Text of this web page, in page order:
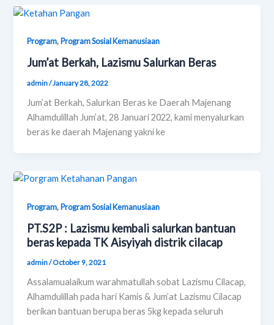
Program, Program Sosial Kemanusiaan
Jum’at Berkah, Lazismu Salurkan Beras
admin/January 28, 2022
Jum’at Berkah, Salurkan Beras ke Daerah Majenang
Alhamdulillah Jum’at, 28 Januari 2022, kami menyalurkan
beras ke daerah Majenang yakni ke
Program,Program Sosial Kemanusiaan
PT.S2P : Lazismu kembali salurkan bantuan
beras kepada TK Aisyiyah distrik cilacap
admin/October 9, 2021
Assalamualaikum warahmatullah sobat Lazismu Cilacap,
Alhamdulillah pada hari Kamis & Jum’at Lazismu Cilacap
berikan bantuan berupa beras 5kg kepada seluruh